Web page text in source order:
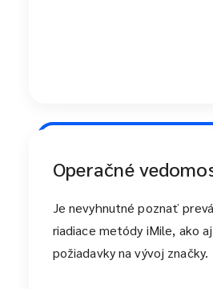
Operačné
Je nevyhnutné poznať
riadiace metódy iMile, ako
požiadavky na vývoj značky.